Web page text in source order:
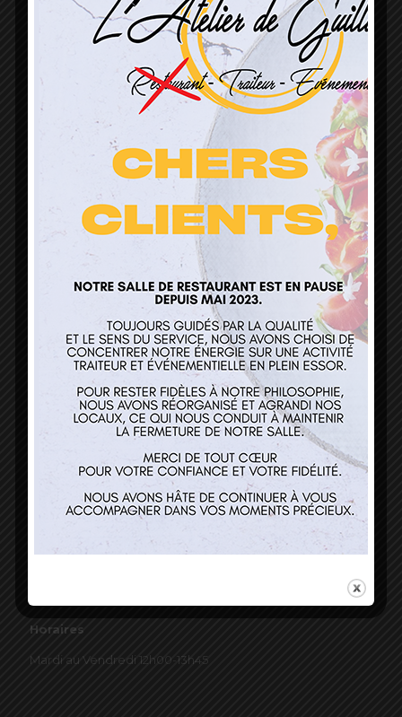
L’Atelier de Guillaume
1 Lieu Dit Sur Les Prés
68160 Sainte Marie Aux Mines
contact@atelierdeguillaume.fr
Nos services
Restaurant
Contact
Horaires
Mardi au Vendredi 12h00-13h45